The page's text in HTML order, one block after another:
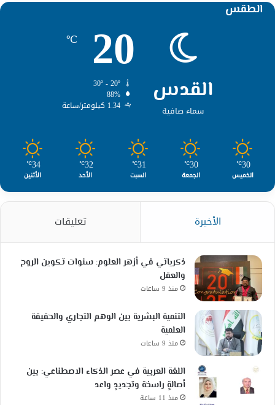
الطقس
القدس
سماء صافية
20
℃
88%
1.34 كيلومتر/ساعة
30
℃
الخميس
30
℃
الجمعة
31
℃
السبت
32
℃
الأحد
34
℃
الأثنين
الأخيرة تعليقات
ذكرياتي في أزهر العلوم: سنوات تكوين الروح
والعقل
منذ 9 ساعات
التنمية البشرية بين الوهم التجاري والحقيقة
العلمية
منذ 9 ساعات
اللغة العربية في عصر الذكاء الاصطناعي: بين
أصالةٍ راسخة وتجديدٍ واعد
منذ 11 ساعة